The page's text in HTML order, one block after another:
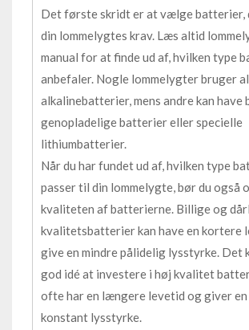
Det første skridt er at vælge batterier,
din lommelygtes krav. Læs altid
manual for at finde ud af, hvilken type
anbefaler. Nogle lommelygter bruger
alkalinebatterier, mens andre kan have
genopladelige batterier eller specielle
lithiumbatterier.
Når du har fundet ud af, hvilken type
passer til din lommelygte, bør du også
kvaliteten af batterierne. Billige og
kvalitetsbatterier kan have en kortere
give en mindre pålidelig lysstyrke. Det
god idé at investere i høj kvalitet
ofte har en længere levetid og giver en
konstant lysstyrke.